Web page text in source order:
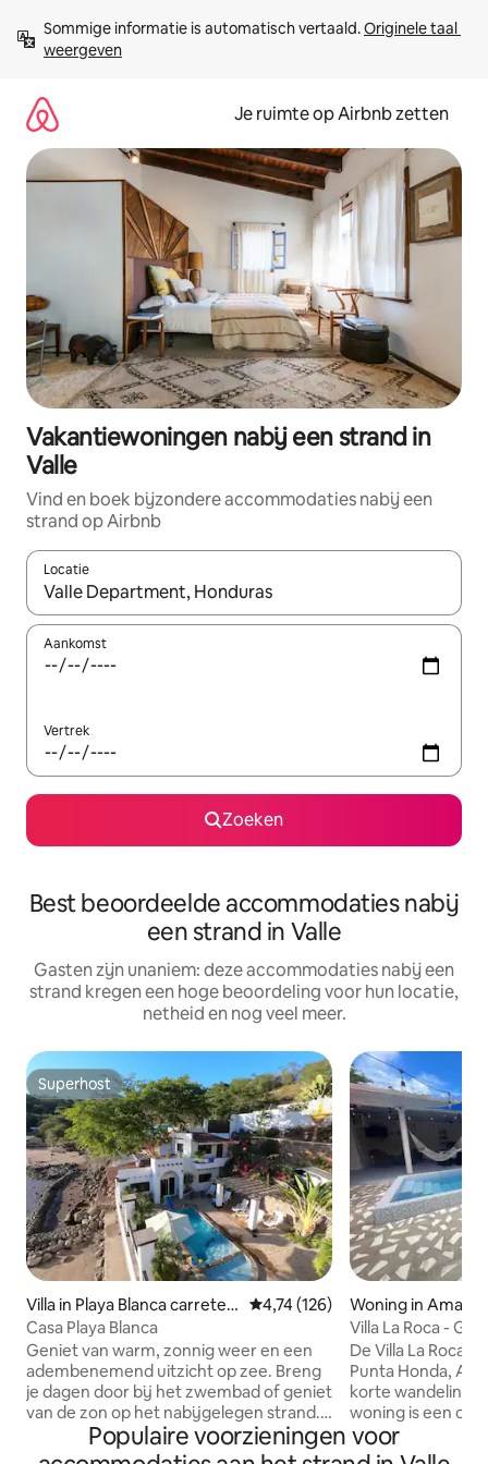
direct
naar
Sommige informatie is automatisch vertaald. Originele taal
weergeven
Je ruimte op Airbnb zetten
Vakantiewoningen nabij een strand in
Valle
Vind en boek bijzondere accommodaties nabij een
strand op Airbnb
Locatie
Wanneer er suggesties beschikbaar zijn, maak je een keuze
Aankomst
Vertrek
Zoeken
Best beoordeelde accommodaties nabij
een strand in Valle
Gasten zijn unaniem: deze accommodaties nabij een
strand kregen een hoge beoordeling voor hun locatie,
netheid en nog veel meer.
Superhost
Superhost
Villa in Playa Blanca carreter
a a Coyolito
Gemiddelde beoordeling van
4,74 (126)
Casa Playa Blanca
Geniet van warm, zonnig weer en een
adembenemend uitzicht op zee. Breng
je dagen door bij het zwembad of geniet
van de zon op het nabijgelegen strand.
Ben je op zoek naar een familievakantie,
een leuke tijd met een vriendengroep
Woning in
Villa La Roca -
met familie en
De Villa La Roca
Punta Honda,
korte wandeling
woning is een
diegenen die een
weekend willen
Populaire voorzieningen voor